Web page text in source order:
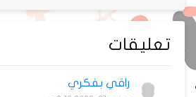
تعليقات
راقي بفكري